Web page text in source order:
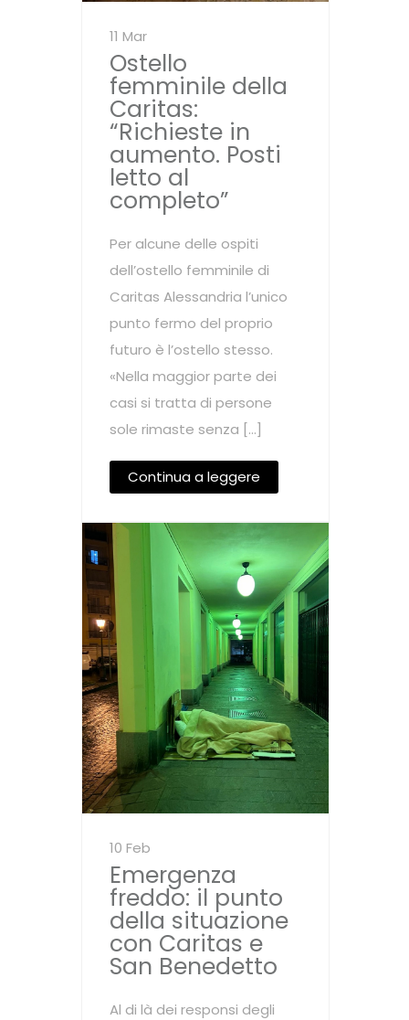
11 Mar
Ostello
femminile della
Caritas:
“Richieste in
aumento. Posti
letto al
completo”
Per alcune delle ospiti
dell’ostello femminile di
Caritas Alessandria l’unico
punto fermo del proprio
futuro è l’ostello stesso.
«Nella maggior parte dei
casi si tratta di persone
sole rimaste senza […]
Continua a leggere
10 Feb
Emergenza
freddo: il punto
della situazione
con Caritas e
San Benedetto
Al di là dei responsi degli